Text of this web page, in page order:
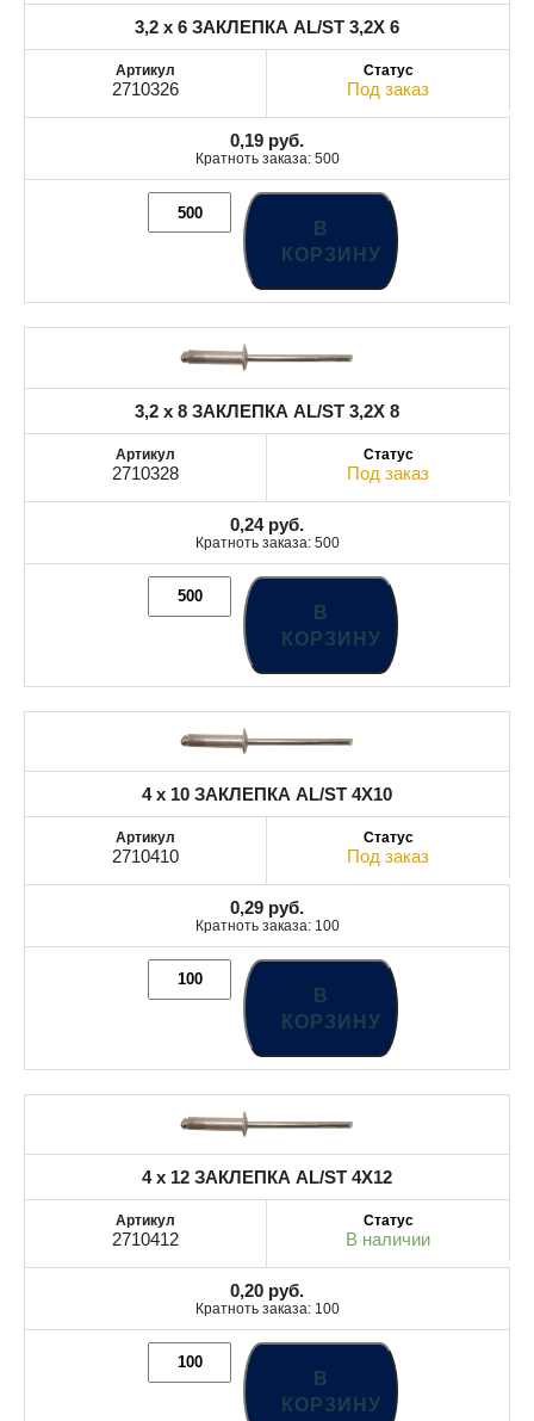
3,2 x 6 ЗАКЛЕПКА AL/ST 3,2X 6
2710326 Под заказ
0,19 руб.
Кратноть заказа: 500
В
КОРЗИНУ
3,2 x 8 ЗАКЛЕПКА AL/ST 3,2X 8
2710328 Под заказ
0,24 руб.
Кратноть заказа: 500
В
КОРЗИНУ
4 x 10 ЗАКЛЕПКА AL/ST 4X10
2710410 Под заказ
0,29 руб.
Кратноть заказа: 100
В
КОРЗИНУ
4 x 12 ЗАКЛЕПКА AL/ST 4X12
2710412 В наличии
0,20 руб.
Кратноть заказа: 100
В
КОРЗИНУ